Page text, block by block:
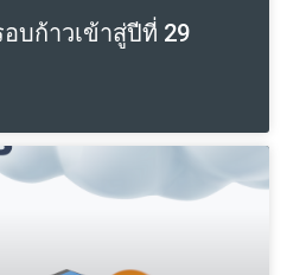
บก้าวเข้าสู่ปีที่ 29